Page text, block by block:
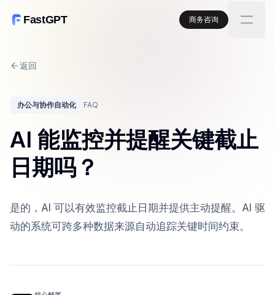
FastGPT 商务咨询
返回
办公与协作自动化 FAQ
AI 能监控并提醒关键截止
日期吗？
是的，AI 可以有效监控截止日期并提供主动提醒。AI 驱
动的系统可跨多种数据来源自动追踪关键时间约束。